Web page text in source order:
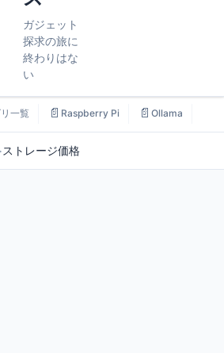
ガジェット
探求の旅に
終わりはな
い
一覧 📄 Raspberry Pi 📄 Ollama
ストレージ価格